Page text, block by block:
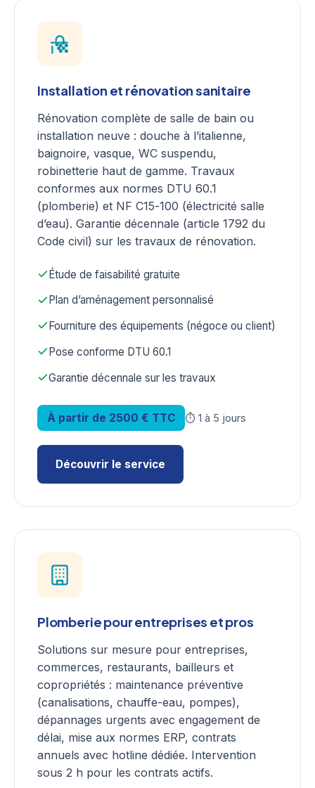
Installation et rénovation sanitaire
Rénovation complète de salle de bain ou
installation neuve : douche à l’italienne,
baignoire, vasque, WC suspendu,
robinetterie haut de gamme. Travaux
conformes aux normes DTU 60.1
(plomberie) et NF C15-100 (électricité salle
d’eau). Garantie décennale (article 1792 du
Code civil) sur les travaux de rénovation.
Étude de faisabilité gratuite
Plan d’aménagement personnalisé
Fourniture des équipements (négoce ou client)
Pose conforme DTU 60.1
Garantie décennale sur les travaux
À partir de 2500 € TTC ⏱ 1 à 5 jours
Découvrir le service
Plomberie pour entreprises et pros
Solutions sur mesure pour entreprises,
commerces, restaurants, bailleurs et
copropriétés : maintenance préventive
(canalisations, chauffe-eau, pompes),
dépannages urgents avec engagement de
délai, mise aux normes ERP, contrats
annuels avec hotline dédiée. Intervention
sous 2 h pour les contrats actifs.